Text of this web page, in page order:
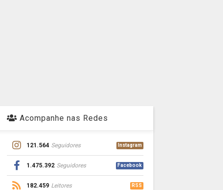
Acompanhe nas Redes
121.564 Seguidores Instagram
1.475.392 Seguidores Facebook
182.459 Leitores RSS